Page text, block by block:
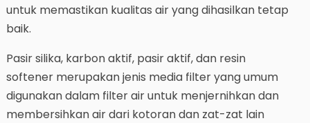
untuk memastikan kualitas air yang dihasilkan tetap
baik.
Pasir silika, karbon aktif, pasir aktif, dan resin
softener merupakan jenis media filter yang umum
digunakan dalam filter air untuk menjernihkan dan
membersihkan air dari kotoran dan zat-zat lain